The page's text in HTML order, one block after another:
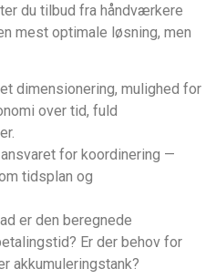
du tilbud fra håndværkere
mest optimale løsning, men
dimensionering, mulighed for
over tid, fuld
for koordinering —
tidsplan og
er den beregnede
Er der behov for
akkumuleringstank?